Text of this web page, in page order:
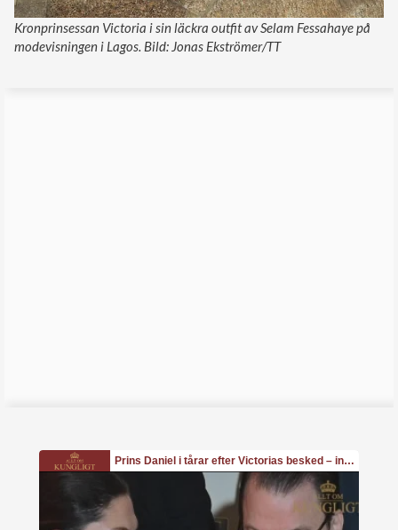
Kronprinsessan Victoria i sin läckra outfit av Selam Fessahaye på
modevisningen i Lagos. Bild: Jonas Ekströmer/TT